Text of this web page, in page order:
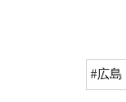
#広島